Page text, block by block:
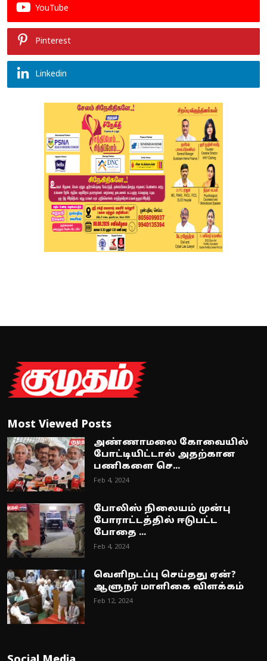
YouTube
Pinterest
Linkedin
Most Viewed Posts
அண்ணாமலை கோவையில்
போட்டியிட்டால் அதற்கான
பணிகளை செ...
Feb 4, 2024
போலிஸ் நிலையம் முன்பு
போராட்டத்தில் ஈடுபட்ட
போதை ...
Feb 4, 2024
வெளிநடப்பு செய்தது ஏன்?
ஆளுநர் மாளிகை விளக்கம்
Feb 12, 2024